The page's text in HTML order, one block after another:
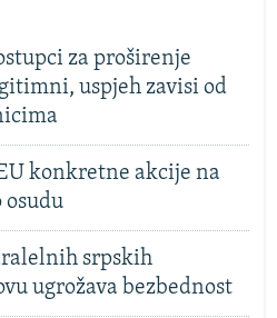
za proširenje
uspjeh zavisi od
konkretne akcije na
osudu
srpskih
ugrožava bezbednost